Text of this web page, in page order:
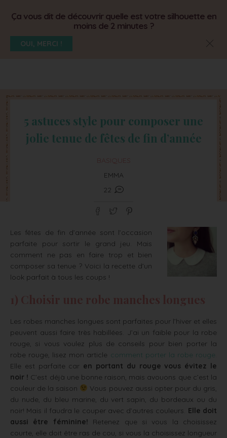
Ça vous dit de découvrir quelle est votre silhouette en
moins de 2 minutes ?
OUI, MERCI !
5 astuces style pour composer une
jolie tenue de fêtes de fin d’année
EMMA
22
Les fêtes de fin d’année sont l’occasion
parfaite pour sortir le grand jeu. Mais
comment ne pas en faire trop et bien
composer sa tenue ? Voici la recette d’un
look parfait à tous les coups !
Les robes manches longues sont parfaites pour l’hiver et elles
peuvent aussi faire très habillées. J’ai un faible pour la robe
rouge, si vous voulez plus de conseils pour bien porter la
robe rouge, lisez mon article comment porter la robe rouge.
Elle est parfaite car en portant du rouge vous évitez le
noir ! C’est déjà une bonne raison, mais avouons que c’est la
couleur de la saison
Vous pouvez aussi opter pour du gris,
du nude, du bleu marine, du vert sapin, du bordeaux ou du
noir! Mais il faudra le couper avec d’autres couleurs. Elle doit
aussi être féminine! Retenez que si vous la choisissez
courte, elle doit être ras de cou, si vous la choisissez longueur